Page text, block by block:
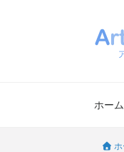
ホーム
ホ